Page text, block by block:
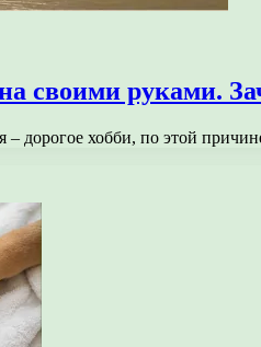
своими руками.
– дорогое хобби, по этой